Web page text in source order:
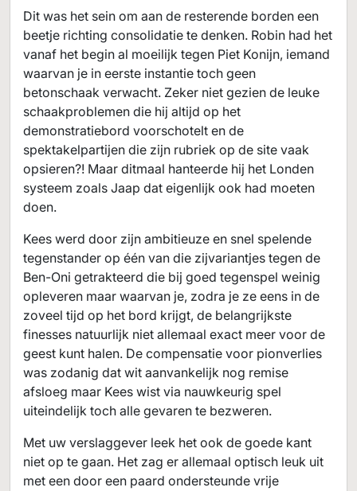
Dit was het sein om aan de resterende borden een
beetje richting consolidatie te denken. Robin had het
vanaf het begin al moeilijk tegen Piet Konijn, iemand
waarvan je in eerste instantie toch geen
betonschaak verwacht. Zeker niet gezien de leuke
schaakproblemen die hij altijd op het
demonstratiebord voorschotelt en de
spektakelpartijen die zijn rubriek op de site vaak
opsieren?! Maar ditmaal hanteerde hij het Londen
systeem zoals Jaap dat eigenlijk ook had moeten
doen.
Kees werd door zijn ambitieuze en snel spelende
tegenstander op één van die zijvariantjes tegen de
Ben-Oni getrakteerd die bij goed tegenspel weinig
opleveren maar waarvan je, zodra je ze eens in de
zoveel tijd op het bord krijgt, de belangrijkste
finesses natuurlijk niet allemaal exact meer voor de
geest kunt halen. De compensatie voor pionverlies
was zodanig dat wit aanvankelijk nog remise
afsloeg maar Kees wist via nauwkeurig spel
uiteindelijk toch alle gevaren te bezweren.
Met uw verslaggever leek het ook de goede kant
niet op te gaan. Het zag er allemaal optisch leuk uit
met een door een paard ondersteunde vrije